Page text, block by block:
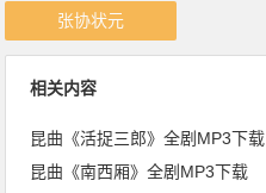
张协状元
相关内容
昆曲《活捉三郎》全剧MP3下载
昆曲《南西厢》全剧MP3下载